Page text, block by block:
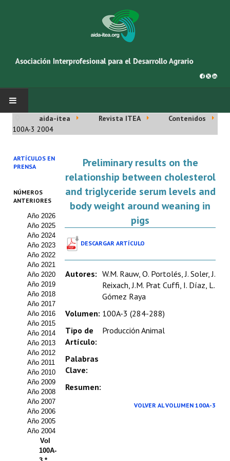
INICIO
Asociación AIDA
Cincuentenario AIDA
Organigrama
Estatutos
Hacerse socio
Noticias
Galería de Fotos
Web AIDA 2.0
REVISTA ITEA
Presentación ITEA
Equipo Editorial
Leer revista ITEA
Directrices para autores/as
Políticas Editoriales
aida-itea Revista ITEA
Contenidos
100A-3 2004
ARTÍCULOS EN
PRENSA
NÚMEROS
ANTERIORES
Año 2026
Año 2025
Año 2024
Año 2023
Año 2022
Año 2021
Año 2020
Año 2019
Año 2018
Año 2017
Año 2016
Año 2015
Año 2014
Año 2013
Año 2012
Año 2011
Año 2010
Año 2009
Año 2008
Año 2007
Año 2006
Año 2005
Año 2004
Vol
100A-
Preliminary results on the
relationship between cholesterol
and triglyceride serum levels and
body weight around weaning in
pigs
DESCARGAR ARTÍCULO
Autores: W.M. Rauw, O. Portolés, J. Soler, J.
Reixach, J.M. Prat Cuffi, I. Díaz, L.
Gómez Raya
Volumen: 100A-3 (284-288)
Tipo de
Artículo:
Producción Animal
Palabras
Clave:
Resumen:
VOLVER AL VOLUMEN 100A-3